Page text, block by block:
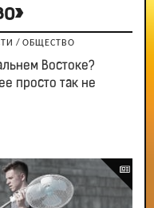
/ ОБЩЕСТВО
Востоке?
просто так не